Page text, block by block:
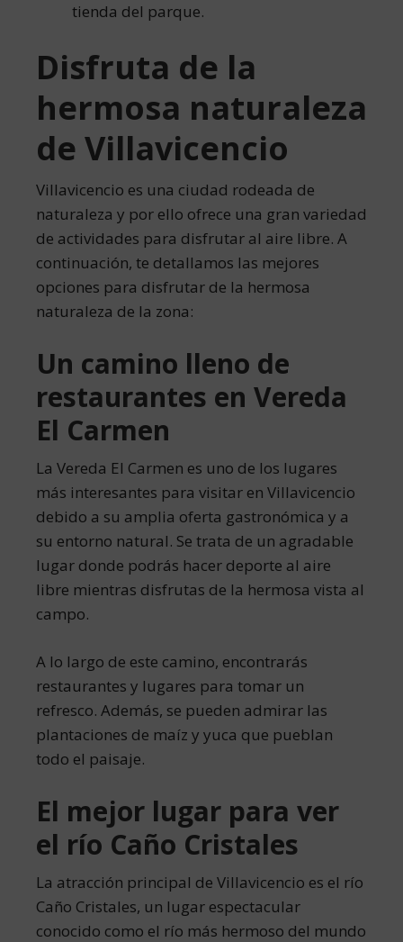
tienda del parque.
Disfruta de la
hermosa naturaleza
de Villavicencio
Villavicencio es una ciudad rodeada de
naturaleza y por ello ofrece una gran variedad
de actividades para disfrutar al aire libre. A
continuación, te detallamos las mejores
opciones para disfrutar de la hermosa
naturaleza de la zona:
Un camino lleno de
restaurantes en Vereda
El Carmen
La Vereda El Carmen es uno de los lugares
más interesantes para visitar en Villavicencio
debido a su amplia oferta gastronómica y a
su entorno natural. Se trata de un agradable
lugar donde podrás hacer deporte al aire
libre mientras disfrutas de la hermosa vista al
campo.
A lo largo de este camino, encontrarás
restaurantes y lugares para tomar un
refresco. Además, se pueden admirar las
plantaciones de maíz y yuca que pueblan
todo el paisaje.
El mejor lugar para ver
el río Caño Cristales
La atracción principal de Villavicencio es el río
Caño Cristales, un lugar espectacular
conocido como el río más hermoso del mundo